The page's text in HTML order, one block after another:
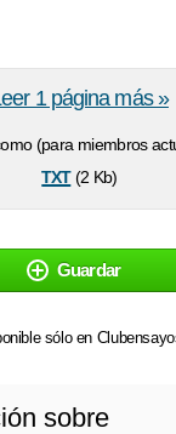
(para miembros
txt(2 Kb)
1 página más »
Guardar
sólo en
sobre